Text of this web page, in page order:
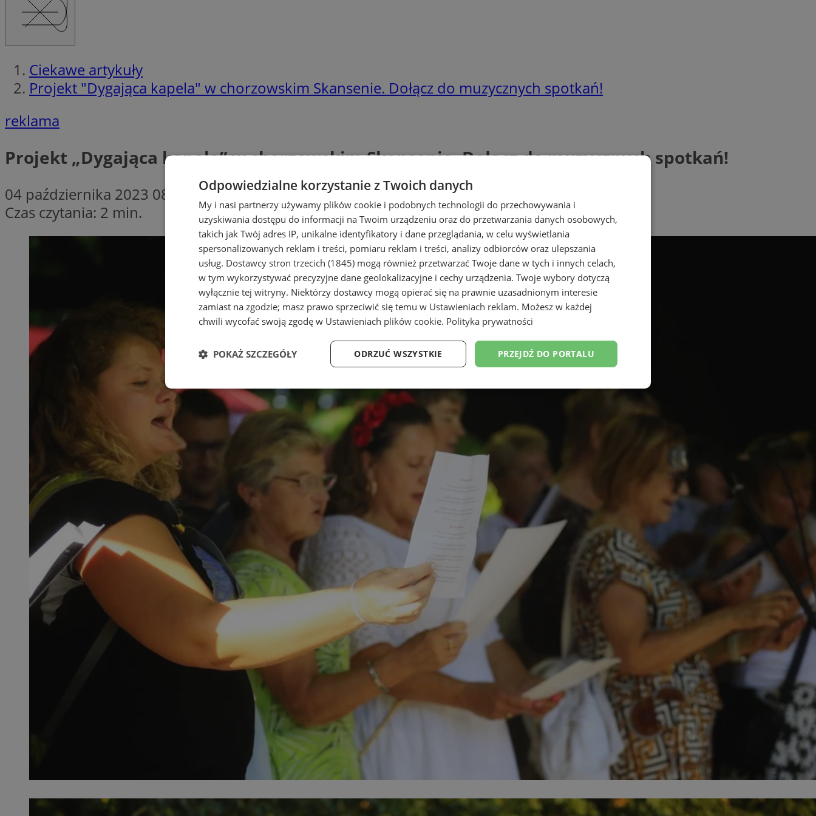
Ciekawe artykuły
Projekt "Dygająca kapela" w chorzowskim Skansenie. Dołącz do muzycznych spotkań!
reklama
Projekt „Dygająca kapela” w chorzowskim Skansenie. Dołącz do muzycznych spotkań!
04 października 2023 08:00
Czas czytania: 2 min.
Odpowiedzialne korzystanie z Twoich danych
My i nasi partnerzy używamy plików cookie i podobnych technologii do przechowywania i
uzyskiwania dostępu do informacji na Twoim urządzeniu oraz do przetwarzania danych osobowych,
takich jak Twój adres IP, unikalne identyfikatory i dane przeglądania, w celu wyświetlania
spersonalizowanych reklam i treści, pomiaru reklam i treści, analizy odbiorców oraz ulepszania
usług. Dostawcy stron trzecich (1845) mogą również przetwarzać Twoje dane w tych i innych celach,
w tym wykorzystywać precyzyjne dane geolokalizacyjne i cechy urządzenia. Twoje wybory dotyczą
wyłącznie tej witryny. Niektórzy dostawcy mogą opierać się na prawnie uzasadnionym interesie
zamiast na zgodzie; masz prawo sprzeciwić się temu w Ustawieniach reklam. Możesz w każdej
chwili wycofać swoją zgodę w Ustawieniach plików cookie. Polityka prywatności
PRZEJDŹ DO PORTALU
ODRZUĆ WSZYSTKIE
POKAŻ SZCZEGÓŁY
Niezbędne Wydajność Targetowanie Funkcjonalność Niesklasyfikowane
Niezbędne Wydajność Funkcjonalność
Niezbędne pliki cookie umożliwiają korzystanie z podstawowych funkcji strony internetowej, takich jak logowanie użytkownika i
zarządzanie kontem. Bez niezbędnych plików cookie nie można prawidłowo korzystać ze strony internetowej.
Provider
Okres
przechowywania
QeSessID
Ten plik cookie przechowuje identyfikator sesji.
MvSessID
mojchorzow.pl
Ten plik cookie przechowuje identyfikator sesji.
SessID
mojchorzow.pl 1 rok
Ten plik cookie przechowuje identyfikator sesji.
CookieScriptConsent
mojchorzow.pl
4 tygodnie 2 dni
Ten plik cookie jest używany przez usługę Cookie-
Script.com do zapamiętywania preferencji
dotyczących zgody użytkownika na pliki cookie.
Jest to konieczne, aby baner cookie Cookie-
Script.com działał poprawnie.
__cf_bm
Cloudflare Inc.
.temu.com
Ten plik cookie służy do rozróżniania ludzi i
botów. Jest to korzystne dla strony internetowej,
ponieważ umożliwia tworzenie ważnych raportów
na temat korzystania z jej witryny internetowej.
VISITOR_PRIVACY_METADATA
.youtube.com
5 miesięcy 4
tygodnie
Ten plik cookie przechowuje informacje o zgodzie
użytkownika oraz jego preferencjach dotyczących
prywatności podczas korzystania z witryny.
Rejestruje wybory dotyczące polityki prywatności
i ustawień zgody, zapewniając ich przestrzeganie
w kolejnych wizytach. Dzięki temu użytkownik nie
musi ponownie konfigurować swoich preferencji,
co zwiększa wygodę i zgodność z regulacjami
bh.contextweb.com
równoważenia obciążenia w celu optymalizacji
doświadczenia użytkownika.
Google Privacy Policy